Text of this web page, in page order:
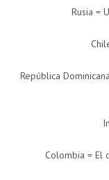
Rusia =
República
Colombia = El